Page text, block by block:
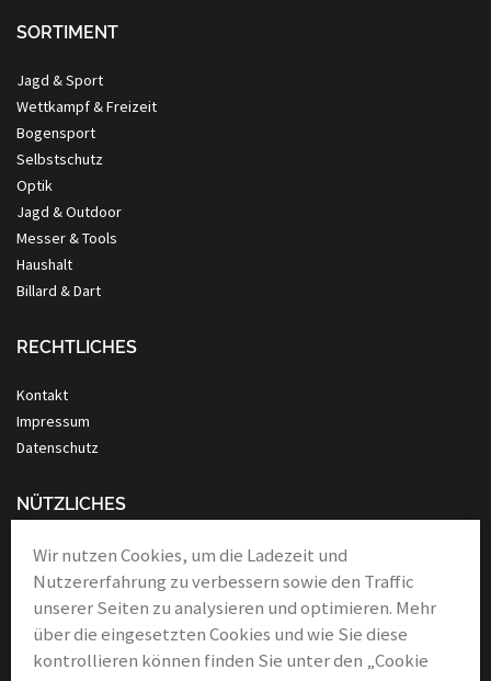
SORTIMENT
Jagd & Sport
Wettkampf & Freizeit
Bogensport
Selbstschutz
Optik
Jagd & Outdoor
Messer & Tools
Haushalt
Billard & Dart
RECHTLICHES
Kontakt
Impressum
Datenschutz
NÜTZLICHES
Anleitung Nassrasur
Verbände
Links & Partner
Wir nutzen Cookies, um die Ladezeit und
Nutzererfahrung zu verbessern sowie den Traffic
unserer Seiten zu analysieren und optimieren. Mehr
über die eingesetzten Cookies und wie Sie diese
kontrollieren können finden Sie unter den „Cookie